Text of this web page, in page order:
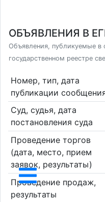
ОБЪЯВЛЕНИЯ В
Объявления, публикуемые
государственном реестре
Номер, тип, дата
публикации
Суд, судья, дата
постановления суда
Проведение торгов
(дата, место, прием
заявок, результаты)
Проведение продаж,
результаты